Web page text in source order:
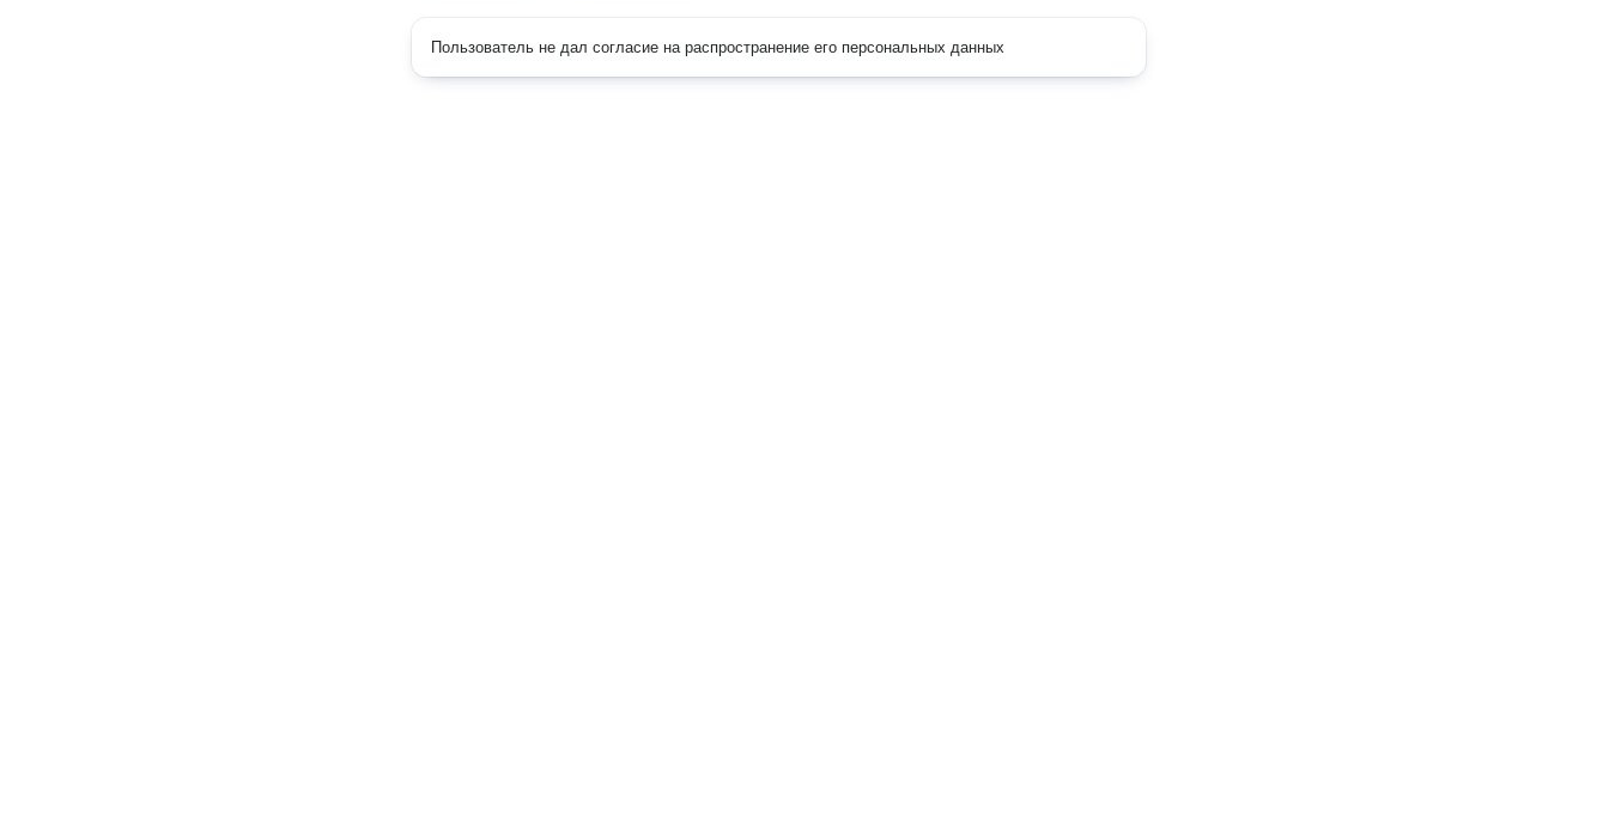
Пользователь не дал согласие на распространение его персональных данных